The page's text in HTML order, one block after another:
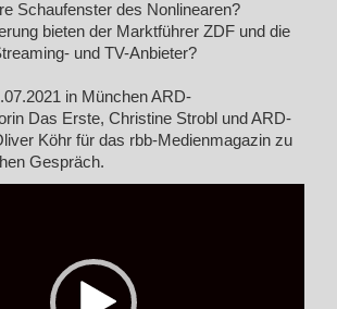
Schaufenster des Nonlinearen?
bieten der Marktführer ZDF und die
und TV-Anbieter?
in München ARD-
Das Erste, Christine Strobl und ARD-
Köhr für das rbb-Medienmagazin zu
Gespräch.